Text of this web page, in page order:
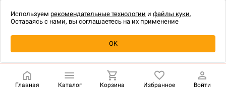
Уведомить о наличии
технологии.
Главная Каталог Корзина Избранное Войти
Используем рекомендательные технологии и файлы куки.
Оставаясь с нами, вы соглашаетесь на их применение
OK